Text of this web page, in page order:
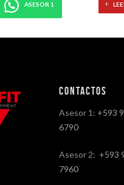
ASESOR 1
Contactos
Asesor 1: +593
6790
Asesor 2: +593
7960